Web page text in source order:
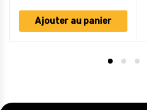
Ajouter au panier